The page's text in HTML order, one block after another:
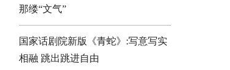
那缕“文气”
国家话剧院新版《青蛇》:写意写实
相融 跳出跳进自由